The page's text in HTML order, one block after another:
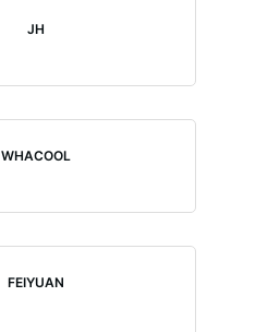
JH
WHACOOL
FEIYUAN